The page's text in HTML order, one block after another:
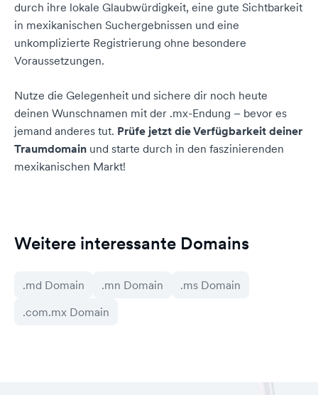
durch ihre lokale Glaubwürdigkeit, eine gute Sichtbarkeit
in mexikanischen Suchergebnissen und eine
unkomplizierte Registrierung ohne besondere
Voraussetzungen.
Nutze die Gelegenheit und sichere dir noch heute
deinen Wunschnamen mit der .mx-Endung – bevor es
jemand anderes tut. Prüfe jetzt die Verfügbarkeit deiner
Traumdomain und starte durch in den faszinierenden
mexikanischen Markt!
Weitere interessante Domains
.md Domain .mn Domain
.ms Domain
.com.mx Domain